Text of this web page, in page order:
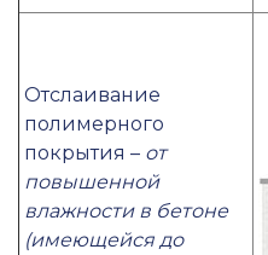
Отслаивание
полимерного
покрытия – от
повышенной
влажности в бетоне
(имеющейся до